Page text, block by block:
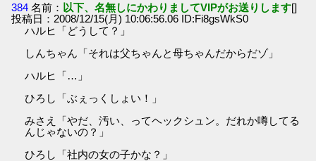
384 名前： 以下、名無しにかわりましてVIPがお送りします[]
投稿日：2008/12/15(月) 10:06:56.06 ID:Fi8gsWkS0
ハルヒ「どうして？」
しんちゃん「それは父ちゃんと母ちゃんだからだゾ」
ハルヒ「…」
ひろし「ぶぇっくしょい！」
みさえ「やだ、汚い、ってヘックシュン。だれか噂してる
んじゃないの？」
ひろし「社内の女の子かな？」